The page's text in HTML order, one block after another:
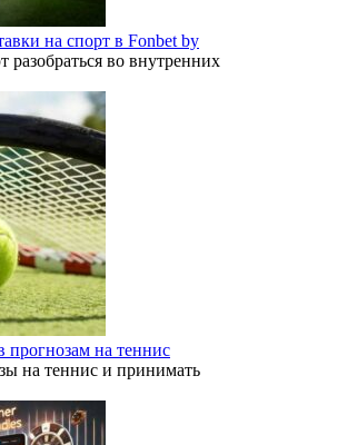
на спорт в Fonbet by
во внутренних
прогнозам на теннис
на теннис и принимать